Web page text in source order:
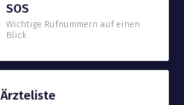
SOS
Wichtige Rufnummern auf einen
Blick
Ärzteliste